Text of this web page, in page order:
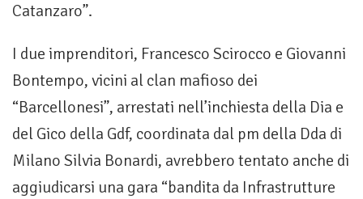
Catanzaro”.
I due imprenditori, Francesco Scirocco e Giovanni
Bontempo, vicini al clan mafioso dei
“Barcellonesi”, arrestati nell’inchiesta della Dia e
del Gico della Gdf, coordinata dal pm della Dda di
Milano Silvia Bonardi, avrebbero tentato anche di
aggiudicarsi una gara “bandita da Infrastrutture